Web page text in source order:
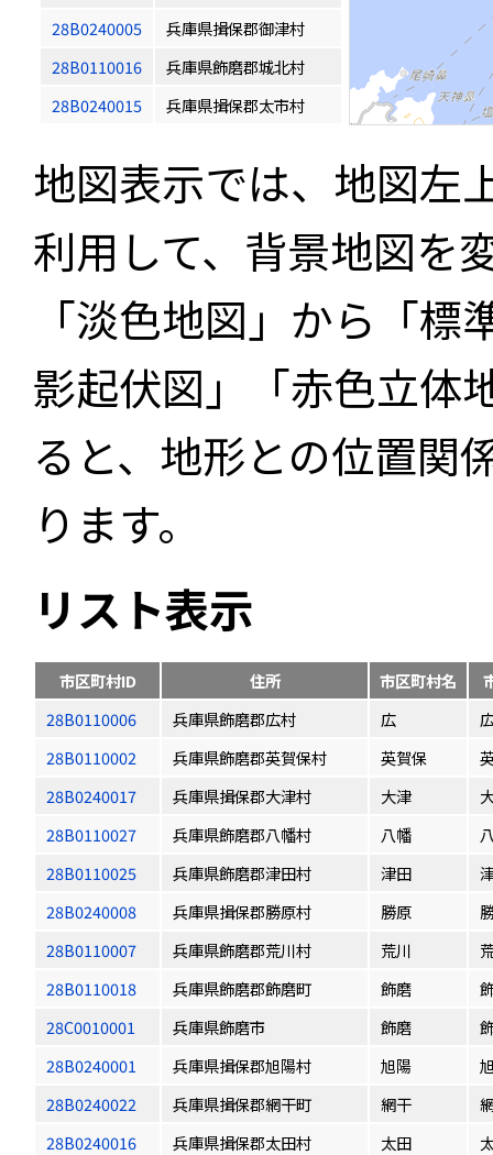
28B0240005
兵庫県揖保郡御津村
28B0110016
兵庫県飾磨郡城北村
28B0240015
兵庫県揖保郡太市村
地図表示では、地図左
利用して、背景地図を
「淡色地図」から「
影起伏図」「赤色立体
ると、地形との位置関
ります。
リスト表示
市区町村ID 住所 市区町村名
28B0110006
兵庫県飾磨郡広村 広
28B0110002
兵庫県飾磨郡英賀保村 英賀保
28B0240017
兵庫県揖保郡大津村 大津
28B0110027
兵庫県飾磨郡八幡村 八幡
28B0110025
兵庫県飾磨郡津田村 津田
28B0240008
兵庫県揖保郡勝原村 勝原
28B0110007
兵庫県飾磨郡荒川村 荒川
28B0110018
兵庫県飾磨郡飾磨町 飾磨
28C0010001
兵庫県飾磨市 飾磨
28B0240001
兵庫県揖保郡旭陽村 旭陽
28B0240022
兵庫県揖保郡網干町 網干
28B0240016
兵庫県揖保郡太田村 太田